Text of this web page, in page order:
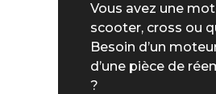
Vous avez une
scooter, cross ou
Besoin d’un
d’une pièce de
?